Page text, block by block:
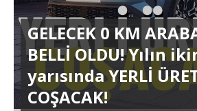
GELECEK 0 KM
BELLİ OLDU! Yılın
yarısında YERLİ
COŞACAK!